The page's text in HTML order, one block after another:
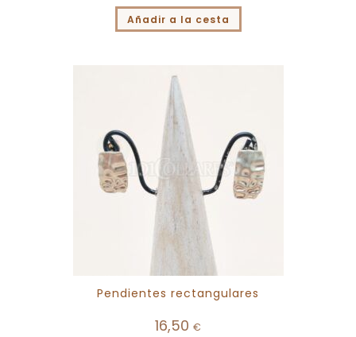
Añadir a la cesta
Pendientes rectangulares
16,50 €